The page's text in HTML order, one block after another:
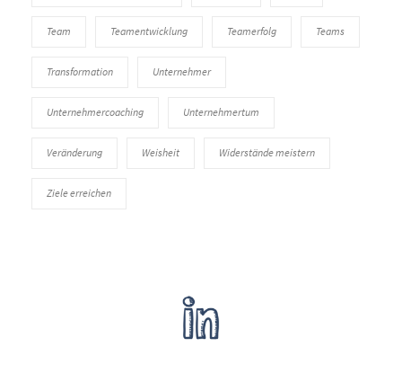
Team Teamentwicklung Teamerfolg Teams
Transformation Unternehmer
Unternehmercoaching Unternehmertum
Veränderung Weisheit Widerstände meistern
Ziele erreichen